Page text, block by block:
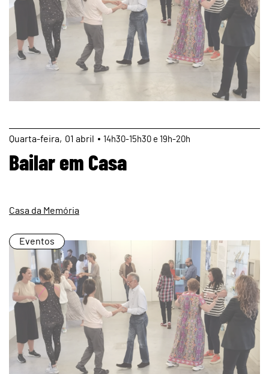
page01 abril
Quarta 14h30-15h30 e 19h-20h
Bailar em Casa
Casa da Memória
Eventos